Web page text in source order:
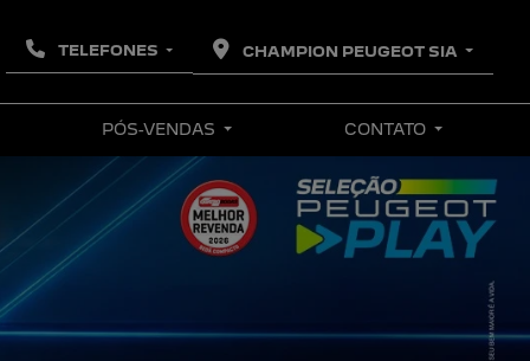
TELEFONES CHAMPION PEUGEOT SIA
PÓS-VENDAS CONTATO